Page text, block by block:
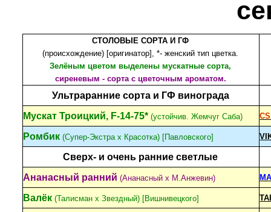
СТОЛОВЫЕ СОРТА И ГФ
(происхождение) [оригинатор], *- женский тип цветка.
Зелёным цветом выделены мускатные сорта,
сиреневым - сорта с цветочным ароматом.
Ультраранние сорта и ГФ винограда
Мускат Троицкий, F-14-75*(устойчив. Жемчуг Саба)
Ромбик (Супер-Экстра х Красотка) [Павловского]
Сверх- и очень ранние светлые
Ананасный ранний(Ананасный х М.Анжевин)
Валёк (Талисман х Звездный) [Вишнивецкого]